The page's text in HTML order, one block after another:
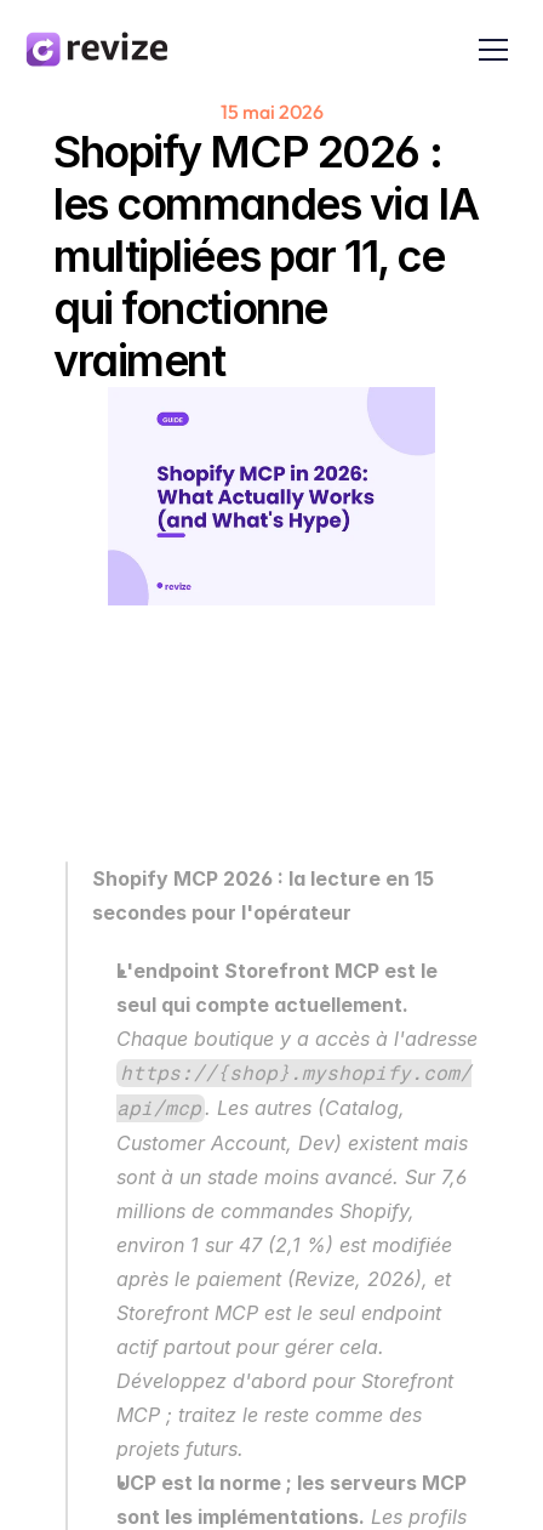
15 mai 2026
Shopify MCP 2026 :
les commandes via IA
multipliées par 11, ce
qui fonctionne
vraiment
Shopify MCP 2026 : la lecture en 15
secondes pour l'opérateur
L'endpoint Storefront MCP est le
seul qui compte actuellement.
https://{shop}.myshopify.com/
api/mcp . Les autres (Catalog,
Customer Account, Dev) existent mais
sont à un stade moins avancé. Sur 7,6
millions de commandes Shopify,
environ 1 sur 47 (2,1 %) est modifiée
après le paiement (Revize, 2026), et
Storefront MCP est le seul endpoint
actif partout pour gérer cela.
Développez d'abord pour Storefront
MCP ; traitez le reste comme des
projets futurs.
UCP est la norme ; les serveurs MCP
sont les implémentations. Les profils